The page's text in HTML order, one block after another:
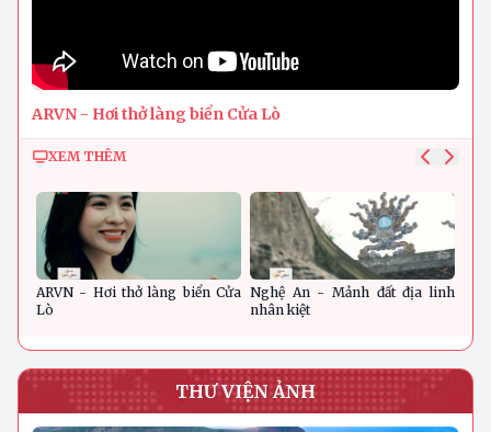
ARVN - Hơi thở làng biển Cửa Lò
XEM THÊM
ARVN - Hơi thở làng biển Cửa
Lò
Nghệ An - Mảnh đất địa linh
nhân kiệt
THƯ VIỆN ẢNH